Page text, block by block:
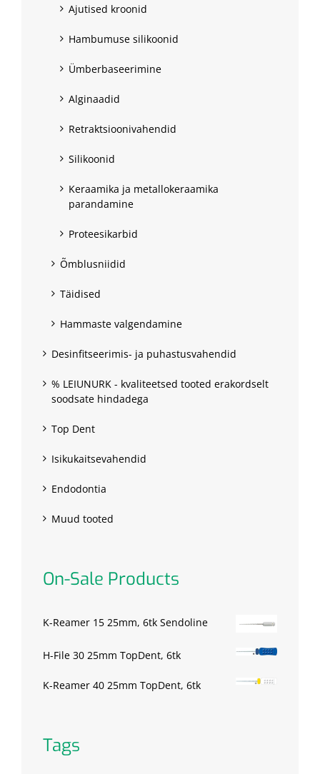
Ajutised kroonid
Hambumuse silikoonid
Ümberbaseerimine
Alginaadid
Retraktsioonivahendid
Silikoonid
Keraamika ja metallokeraamika
parandamine
Proteesikarbid
Õmblusniidid
Täidised
Hammaste valgendamine
Desinfitseerimis- ja puhastusvahendid
% LEIUNURK - kvaliteetsed tooted erakordselt
soodsate hindadega
Top Dent
Isikukaitsevahendid
Endodontia
Muud tooted
On-Sale Products
K-Reamer 15 25mm, 6tk Sendoline
H-File 30 25mm TopDent, 6tk
K-Reamer 40 25mm TopDent, 6tk
Tags